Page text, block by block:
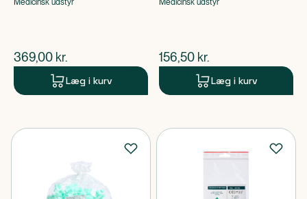
Medicinsk udstyr
$nuværende pris
369,00 kr.
Læg i kurv
Medicinsk udstyr
$nuværende pris
156,50 kr.
Læg i kurv